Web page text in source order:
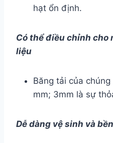
hạt ổn định.
Có thể điều chỉnh cho
liệu
Băng tải của
mm; 3mm là sự
Dễ dàng vệ sinh và